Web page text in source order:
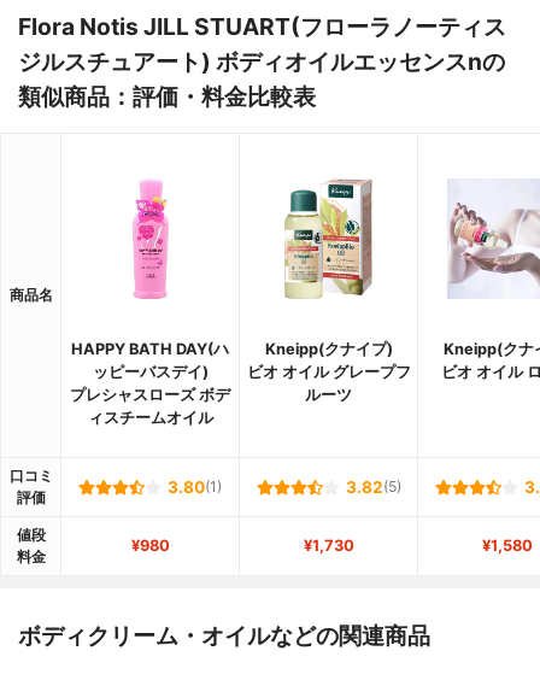
Flora Notis JILL STUART(フローラノーティス
ジルスチュアート) ボディオイルエッセンスnの
類似商品：評価・料金比較表
商品名
HAPPY BATH DAY(ハ
ッピーバスデイ)
プレシャスローズ ボデ
ィスチームオイル
Kneipp(クナイプ)
ビオ オイル グレープフ
ルーツ
Kneipp(クナ
ビオ オイル
口コミ
評価
3.80(1) 3.82(5)
値段
料金
¥980 ¥1,730 ¥1,580
ボディクリーム・オイルなどの関連商品